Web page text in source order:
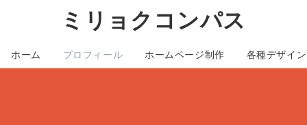
ミリョクコンパス
ホーム プロフィール ホームページ制作 各種デザイン